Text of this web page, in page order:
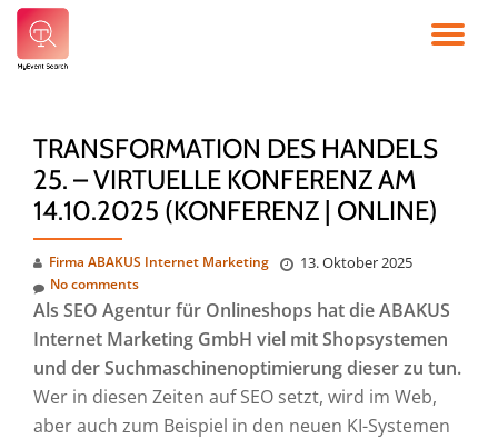
Skip
TRANSFORMATION DES HANDELS
25. – VIRTUELLE KONFERENZ AM
14.10.2025 (KONFERENZ | ONLINE)
Firma ABAKUS Internet Marketing 13. Oktober 2025
No comments
Als SEO Agentur für Onlineshops hat die ABAKUS
Internet Marketing GmbH viel mit Shopsystemen
und der Suchmaschinenoptimierung dieser zu tun.
Wer in diesen Zeiten auf SEO setzt, wird im Web,
aber auch zum Beispiel in den neuen KI-Systemen